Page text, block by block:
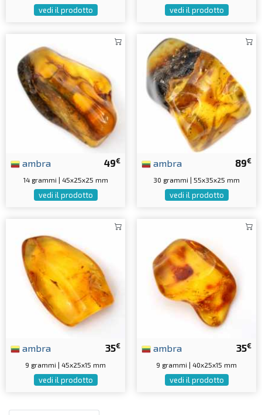
vedi il prodotto vedi il prodotto
49€
ambra
14 grammi | 45x25x25 mm
vedi il prodotto
89€
ambra
30 grammi | 55x35x25 mm
vedi il prodotto
35€
ambra
9 grammi | 45x25x15 mm
vedi il prodotto
35€
ambra
9 grammi | 40x25x15 mm
vedi il prodotto